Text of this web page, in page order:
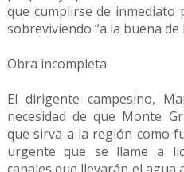
que cumplirse de inmediato
sobreviviendo “a la buena de
Obra incompleta
El dirigente campesino,
necesidad de que Monte
que sirva a la región como
urgente que se llame a